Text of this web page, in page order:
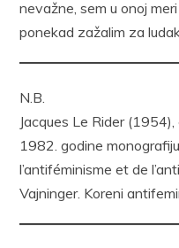
nevažne, sem u onoj
ponekad zažalim za
N.B.
Jacques Le Rider
1982. godine
l’antiféminisme et de
Vajninger. Koreni